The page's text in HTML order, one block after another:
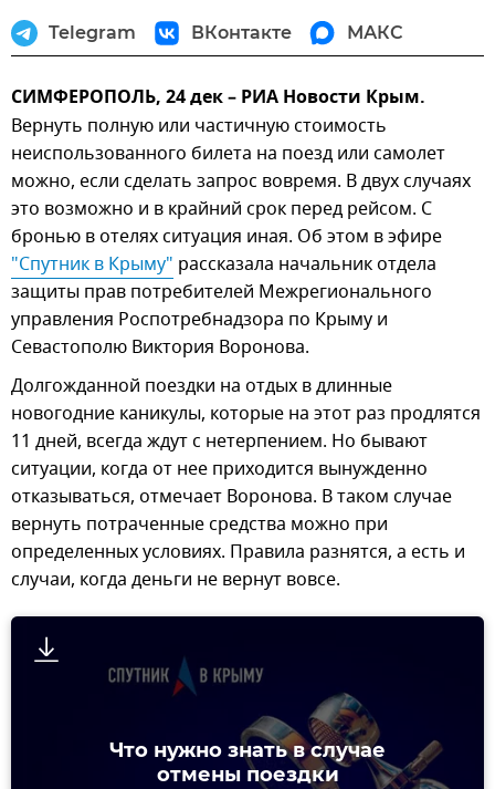
Telegram ВКонтакте МАКС
СИМФЕРОПОЛЬ, 24 дек – РИА Новости Крым.
Вернуть полную или частичную стоимость
неиспользованного билета на поезд или самолет
можно, если сделать запрос вовремя. В двух случаях
это возможно и в крайний срок перед рейсом. С
бронью в отелях ситуация иная. Об этом в эфире
"Спутник в Крыму" рассказала начальник отдела
защиты прав потребителей Межрегионального
управления Роспотребнадзора по Крыму и
Севастополю Виктория Воронова.
Долгожданной поездки на отдых в длинные
новогодние каникулы, которые на этот раз продлятся
11 дней, всегда ждут с нетерпением. Но бывают
ситуации, когда от нее приходится вынужденно
отказываться, отмечает Воронова. В таком случае
вернуть потраченные средства можно при
определенных условиях. Правила разнятся, а есть и
случаи, когда деньги не вернут вовсе.
Что нужно знать в случае
отмены поездки